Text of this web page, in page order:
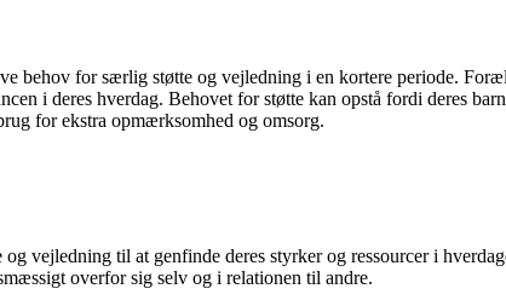
behov for særlig støtte og vejledning i en kortere periode.
i deres hverdag. Behovet for støtte kan opstå fordi deres
for ekstra opmærksomhed og omsorg.
vejledning til at genfinde deres styrker og ressourcer i
overfor sig selv og i relationen til andre.